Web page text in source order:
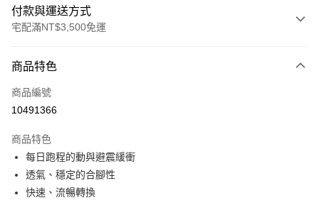
付款與運送方式
宅配滿NT$3,500免運
信用卡一次付款
ATM付款
運送方式
宅配
每筆NT$100，滿NT$3,500(含以上)免運費
商品特色
商品編號
10491366
商品特色
每日跑程的動與避震緩衝
透氣、穩定的合腳性
快速、流暢轉換